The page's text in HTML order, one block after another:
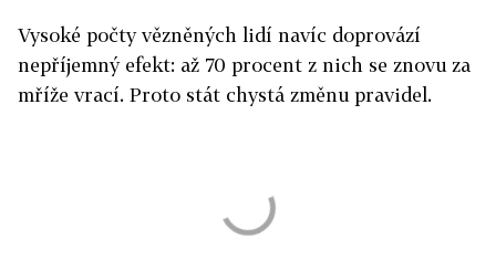
Vysoké počty vězněných lidí navíc doprovází
nepříjemný efekt: až 70 procent z nich se znovu za
mříže vrací. Proto stát chystá změnu pravidel.